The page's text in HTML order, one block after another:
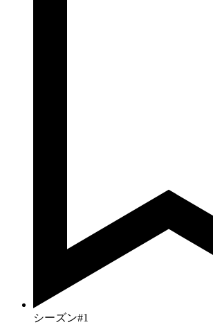
シーズン#1